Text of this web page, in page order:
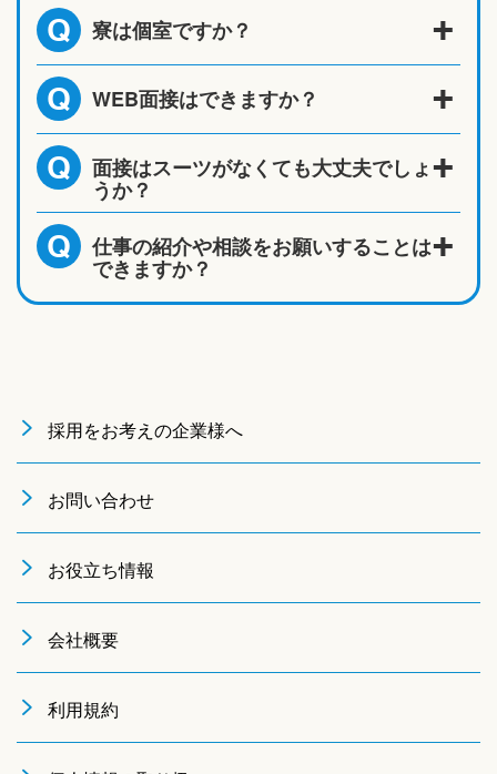
Q 寮は個室ですか？
Q WEB面接はできますか？
Q 面接はスーツがなくても大丈夫でしょ
うか？
Q 仕事の紹介や相談をお願いすることは
できますか？
採用をお考えの企業様へ
お問い合わせ
お役立ち情報
会社概要
利用規約